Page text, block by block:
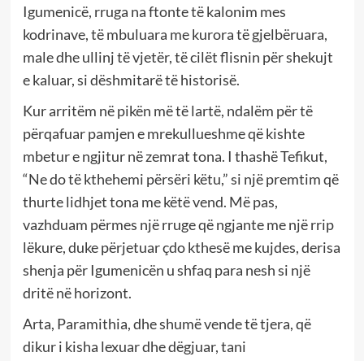
Igumenicë, rruga na ftonte të kalonim mes
kodrinave, të mbuluara me kurora të gjelbëruara,
male dhe ullinj të vjetër, të cilët flisnin për shekujt
e kaluar, si dëshmitarë të historisë.
Kur arritëm në pikën më të lartë, ndalëm për të
përqafuar pamjen e mrekullueshme që kishte
mbetur e ngjitur në zemrat tona. I thashë Tefikut,
“Ne do të kthehemi përsëri këtu,” si një premtim që
thurte lidhjet tona me këtë vend. Më pas,
vazhduam përmes një rruge që ngjante me një rrip
lëkure, duke përjetuar çdo kthesë me kujdes, derisa
shenja për Igumenicën u shfaq para nesh si një
dritë në horizont.
Arta, Paramithia, dhe shumë vende të tjera, që
dikur i kisha lexuar dhe dëgjuar, tani